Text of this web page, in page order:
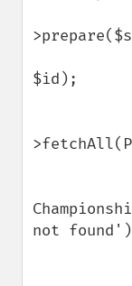
$id);
not